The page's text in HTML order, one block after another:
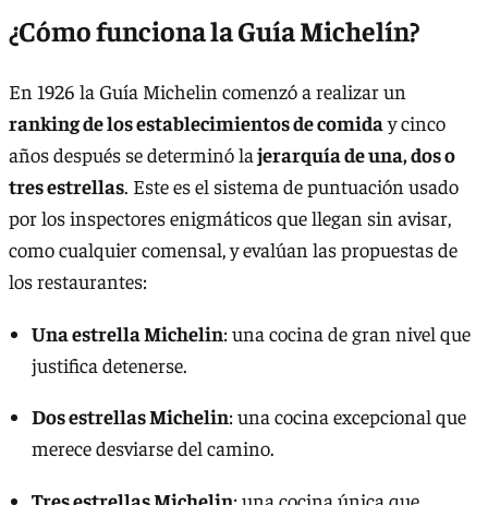
¿Cómo funciona la Guía Michelín?
En 1926 la Guía Michelin comenzó a realizar un
ranking de los establecimientos de comiday cinco
años después se determinó lajerarquía de una, dos o
tres estrellas. Este es el sistema de puntuación usado
por los inspectores enigmáticos que llegan sin avisar,
como cualquier comensal, y evalúan las propuestas de
los restaurantes:
Una estrella Michelin: una cocina de gran nivel que
justifica detenerse.
Dos estrellas Michelin: una cocina excepcional que
merece desviarse del camino.
Tres estrellas Michelin: una cocina única que